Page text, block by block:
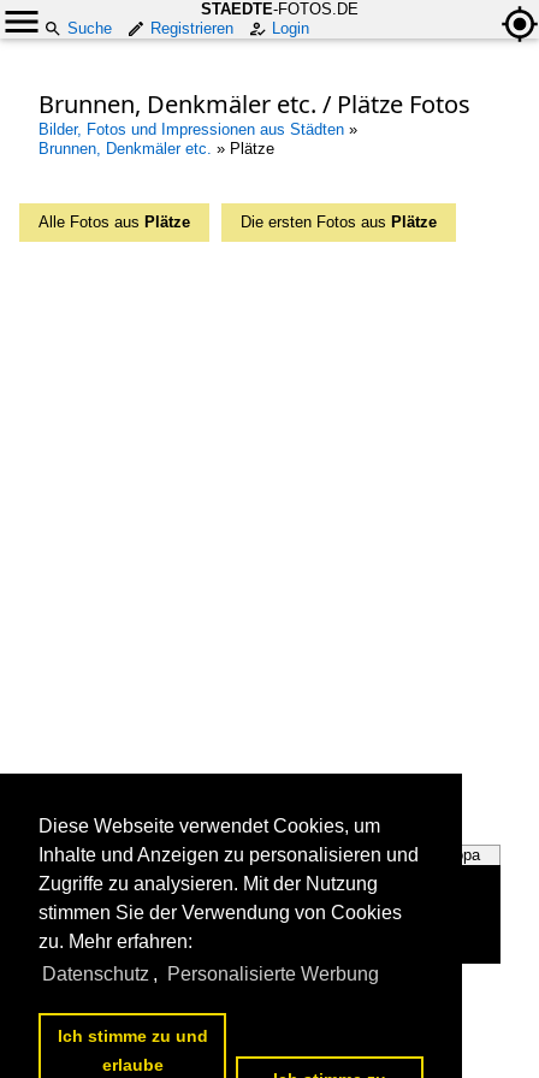
STAEDTE-FOTOS.DE
Suche
Registrieren Login
Brunnen, Denkmäler etc. / Plätze Fotos
Bilder, Fotos und Impressionen aus Städten »
Brunnen, Denkmäler etc. » Plätze
Alle Fotos aus Plätze Die ersten Fotos aus Plätze
Deutschland Europa
Alle Fotos ausPlätze
Diese Webseite verwendet Cookies, um
Inhalte und Anzeigen zu personalisieren und
Zugriffe zu analysieren. Mit der Nutzung
stimmen Sie der Verwendung von Cookies
zu. Mehr erfahren:
Datenschutz , Personalisierte Werbung
Ich stimme zu und
erlaube